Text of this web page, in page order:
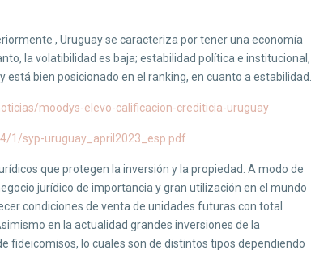
, Uruguay se caracteriza por tener una economía
la volatibilidad es baja; estabilidad política e institucional,
está bien posicionado en el ranking, en cuanto a estabilidad.
moodys-elevo-calificacion-crediticia-uruguay
1/syp-uruguay_april2023_esp.pdf
que protegen la inversión y la propiedad. A modo de
jurídico de importancia y gran utilización en el mundo
condiciones de venta de unidades futuras con total
en la actualidad grandes inversiones de la
fideicomisos, lo cuales son de distintos tipos dependiendo